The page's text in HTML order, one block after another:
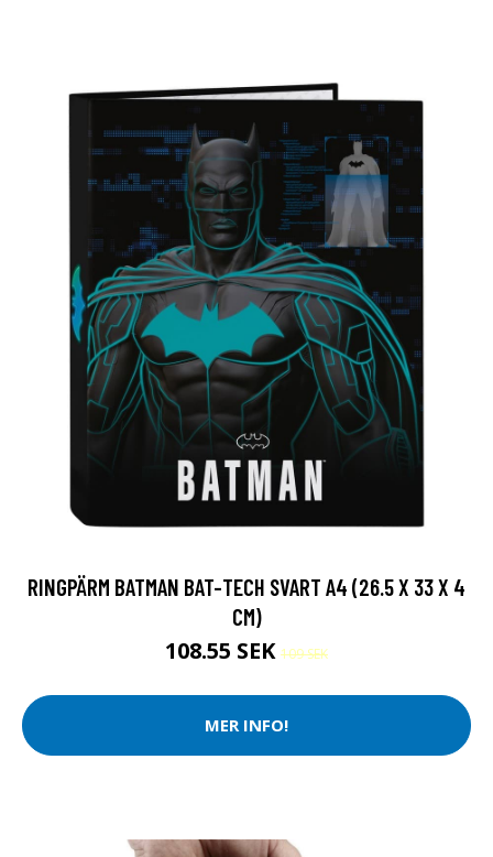
RINGPÄRM BATMAN BAT-TECH SVART A4 (26.5 X 33 X 4
CM)
108.55 SEK 109 SEK
MER INFO!